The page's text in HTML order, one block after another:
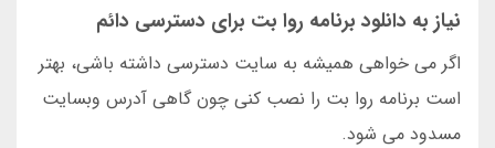
نیاز به دانلود برنامه روا بت برای دسترسی دائم
اگر می خواهی همیشه به سایت دسترسی داشته باشی، بهتر
است برنامه روا بت را نصب کنی چون گاهی آدرس وبسایت
مسدود می شود.